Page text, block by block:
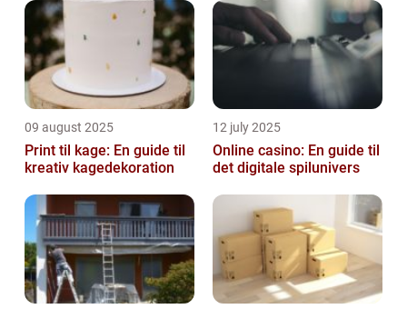
09 august 2025
Print til kage: En guide til
kreativ kagedekoration
12 july 2025
Online casino: En guide til
det digitale spilunivers